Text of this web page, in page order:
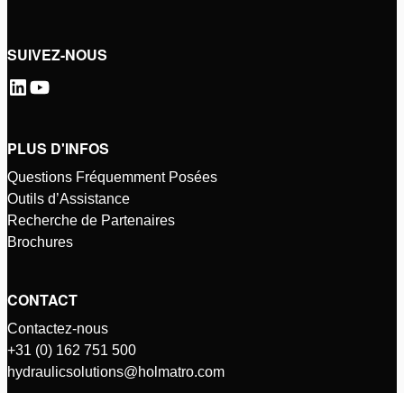
SUIVEZ-NOUS
PLUS D'INFOS
Questions Fréquemment Posées
Outils d’Assistance
Recherche de Partenaires
Brochures
CONTACT
Contactez-nous
+31 (0) 162 751 500
hydraulicsolutions@holmatro.com